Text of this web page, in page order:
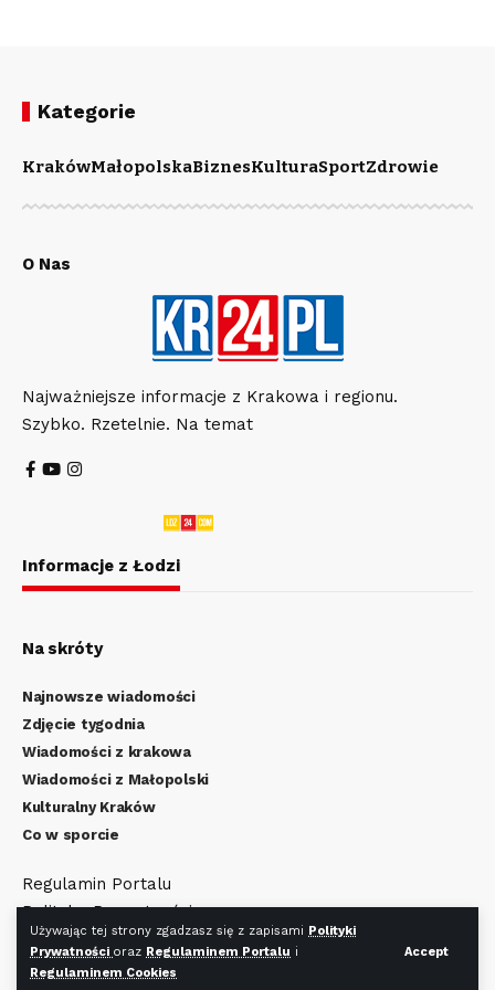
Używając tej strony zgadzasz się z zapisami Polityki
Prywatności oraz Regulaminem Portalu i
Regulaminem Cookies
Accept
Kategorie
KrakówMałopolskaBiznesKulturaSportZdrowie
O Nas
Najważniejsze informacje z Krakowa i regionu.
Szybko. Rzetelnie. Na temat
Informacje z Łodzi
Na skróty
Najnowsze wiadomości
Zdjęcie tygodnia
Wiadomości z krakowa
Wiadomości z Małopolski
Kulturalny Kraków
Co w sporcie
Regulamin Portalu
Polityka Prywatności
Regulamin Cookies